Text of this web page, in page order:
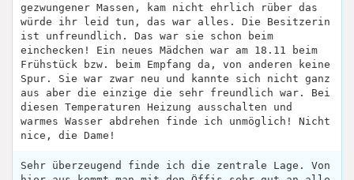
gezwungener Massen, kam nicht ehrlich rüber das
würde ihr leid tun, das war alles. Die Besitzerin
ist unfreundlich. Das war sie schon beim
einchecken! Ein neues Mädchen war am 18.11 beim
Frühstück bzw. beim Empfang da, von anderen keine
Spur. Sie war zwar neu und kannte sich nicht ganz
aus aber die einzige die sehr freundlich war. Bei
diesen Temperaturen Heizung ausschalten und
warmes Wasser abdrehen finde ich unmöglich! Nicht
nice, die Dame!
Sehr überzeugend finde ich die zentrale Lage. Von